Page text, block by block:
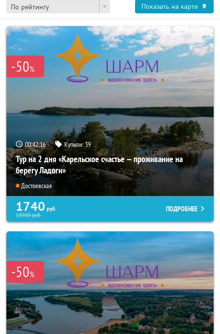
По рейтингу Показать на карте
-50%
00:42:15 Купили:39
Тур на 2 дня «Карельское счастье — проживание на
берегу Ладоги»
Достоевская
1740 руб.
13900руб.
ПОДРОБНЕЕ
-50%